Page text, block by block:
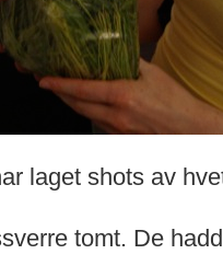
laget shots av
tomt. De